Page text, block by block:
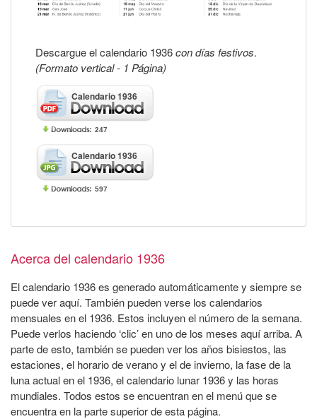
Descargue el calendario 1936con días festivos.
(Formato vertical - 1 Página)
Calendario 1936
247
Calendario 1936
597
Acerca del calendario 1936
El calendario 1936 es generado automáticamente y siempre se
puede ver aquí. También pueden verse los calendarios
mensuales en el 1936. Estos incluyen el número de la semana.
Puede verlos haciendo ‘clic’ en uno de los meses aquí arriba. A
parte de esto, también se pueden ver los años bisiestos, las
estaciones, el horario de verano y el de invierno, la fase de la
luna actual en el 1936, el calendario lunar 1936 y las horas
mundiales. Todos estos se encuentran en el menú que se
encuentra en la parte superior de esta página.